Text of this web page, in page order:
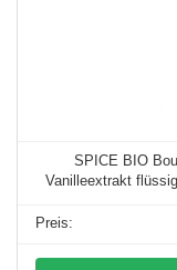
SPICE BIO
Vanilleextrakt